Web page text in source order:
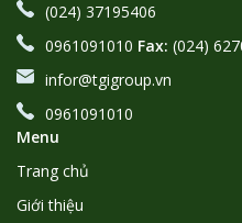
(024) 37195406
0961091010 Fax: (024)
infor@tgigroup.vn
0961091010
Menu
Trang chủ
Giới thiệu